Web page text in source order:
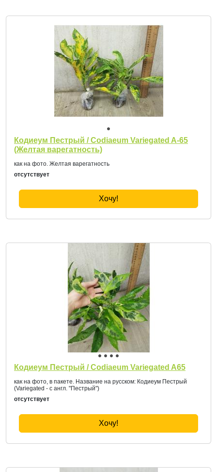
Кодиеум Пестрый / Codiaeum Variegated A-65
(Желтая варегатность)
как на фото. Желтая варегатность
отсутствует
Хочу!
Кодиеум Пестрый / Codiaeum Variegated A65
как на фото, в пакете. Название на русском: Кодиеум Пестрый
(Variegated - с англ. "Пестрый")
отсутствует
Хочу!